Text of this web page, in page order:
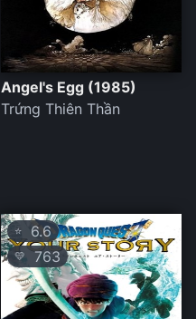
Angel's Egg (1985)
Trứng Thiên Thần
⭐ 6.6
💛763